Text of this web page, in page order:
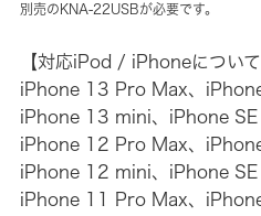
別売のKNA-22USBが必要です。
【対応iPod / iPhoneについて
iPhone 13 Pro Max、
iPhone 13 mini、iPhone
iPhone 12 Pro Max、
iPhone 12 mini、iPhone
iPhone 11 Pro Max、